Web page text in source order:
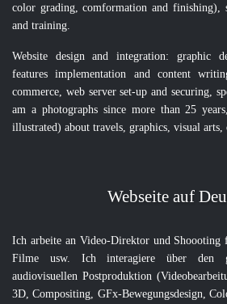
color grading, comformation and finishing),
and training.
Website design and integration: graphic
features implementation and content
commerce, web server set-up and securing,
am a photographs since more than 25
illustrated) about travels, graphics, visual arts,
Webseite auf
Ich arbeite an Video-Direktor und
Filme usw. Ich interagiere über den
audiovisuellen Postproduktion
3D, Compositing, GFx-Bewegungsdesign,